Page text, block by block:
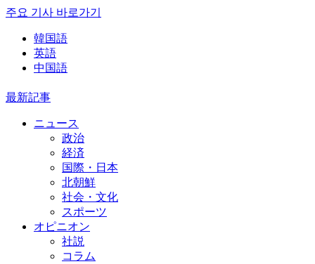
주요 기사 바로가기
韓国語
英語
中国語
最新記事
ニュース
政治
経済
国際・日本
北朝鮮
社会・文化
スポーツ
オピニオン
社説
コラム